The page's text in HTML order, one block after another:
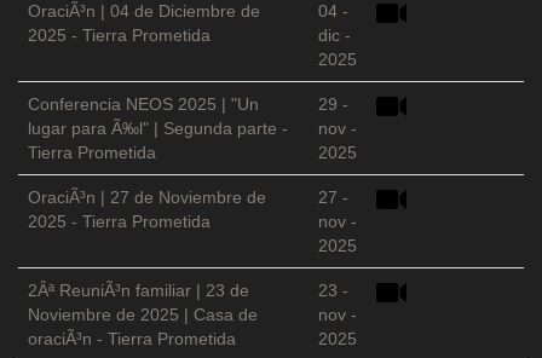
OraciÃ³n | 04 de Diciembre de
2025 - Tierra Prometida
04 -
dic -
2025
Conferencia NEOS 2025 | "Un
lugar para Ã‰l" | Segunda parte -
Tierra Prometida
29 -
nov -
2025
OraciÃ³n | 27 de Noviembre de
2025 - Tierra Prometida
27 -
nov -
2025
2Âª ReuniÃ³n familiar | 23 de
Noviembre de 2025 | Casa de
oraciÃ³n - Tierra Prometida
23 -
nov -
2025